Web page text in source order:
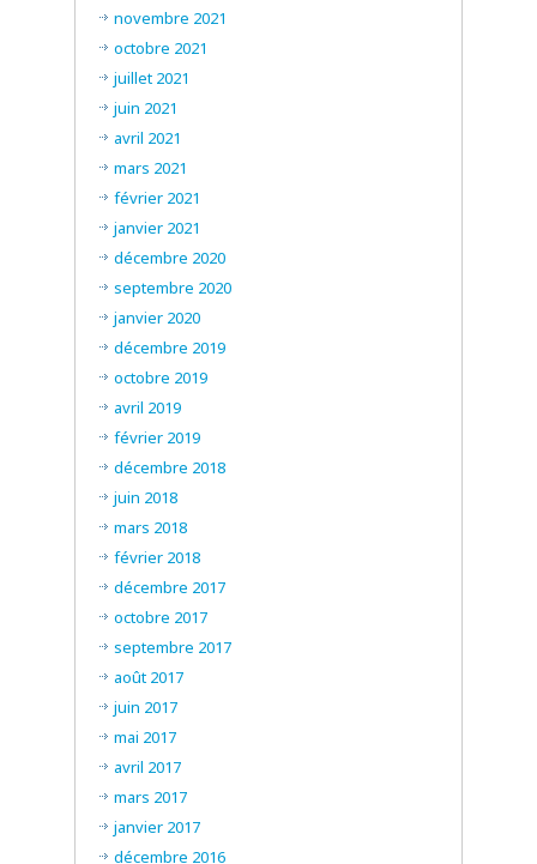
novembre 2021
octobre 2021
juillet 2021
juin 2021
avril 2021
mars 2021
février 2021
janvier 2021
décembre 2020
septembre 2020
janvier 2020
décembre 2019
octobre 2019
avril 2019
février 2019
décembre 2018
juin 2018
mars 2018
février 2018
décembre 2017
octobre 2017
septembre 2017
août 2017
juin 2017
mai 2017
avril 2017
mars 2017
janvier 2017
décembre 2016